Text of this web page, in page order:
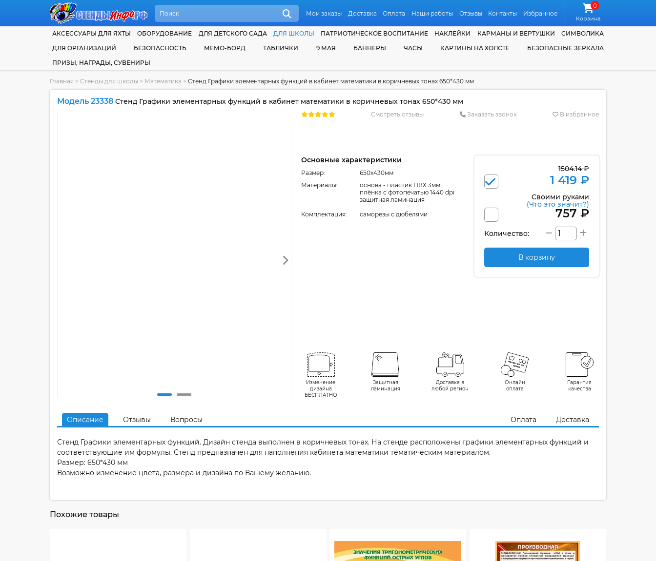
Мои заказы Доставка Оплата Наши работы Отзывы Контакты Избранное
0
Корзина
АКСЕССУАРЫ ДЛЯ ЯХТЫ ОБОРУДОВАНИЕ ДЛЯ ДЕТСКОГО САДА ДЛЯ ШКОЛЫ ПАТРИОТИЧЕСКОЕ ВОСПИТАНИЕ НАКЛЕЙКИ КАРМАНЫ И ВЕРТУШКИ
СИМВОЛИКА
ДЛЯ ОРГАНИЗАЦИЙ
БЕЗОПАСНОСТЬ МЕМО-БОРД ТАБЛИЧКИ 9 МАЯ БАННЕРЫ ЧАСЫ КАРТИНЫ НА ХОЛСТЕ
БЕЗОПАСНЫЕ ЗЕРКАЛА
ПРИЗЫ, НАГРАДЫ, СУВЕНИРЫ
Главная > Стенды для школы > Математика > Стенд Графики элементарных функций в кабинет математики в коричневых тонах 650*430 мм
Модель 23338 Стенд Графики элементарных функций в кабинет математики в коричневых тонах 650*430 мм
Смотреть отзывы Заказать звонок В избранное
Основные характеристики
Размер:
650x430мм
Материалы:
основа - пластик ПВХ 3мм
плёнка с фотопечатью 1440 dpi
защитная ламинация
Комплектация:
cаморезы с дюбелями
1504.14 ₽
1 419 ₽
Своими руками
(Что это значит?)
757 ₽
Количество:
В корзину
Изменение
дизайна
БЕСПЛАТНО
Защитная
ламинация
Доставка в
любой регион
Онлайн
оплата
Гарантия
качества
Описание Отзывы Вопросы Оплата Доставка
Стенд Графики элементарных функций. Дизайн стенда выполнен в коричневых тонах. На стенде расположены графики элементарных функций и
соответствующие им формулы. Стенд предназначен для наполнения кабинета математики тематическим материалом.
Размер: 650*430 мм
Возможно изменение цвета, размера и дизайна по Вашему желанию.
Похожие товары